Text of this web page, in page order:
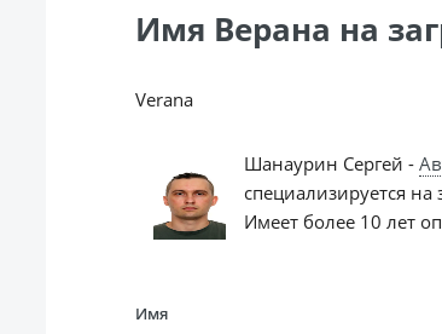
Имя Верана на
Verana
Шанаурин Сергей -
специализируется
Имеет более 10 лет
Имя